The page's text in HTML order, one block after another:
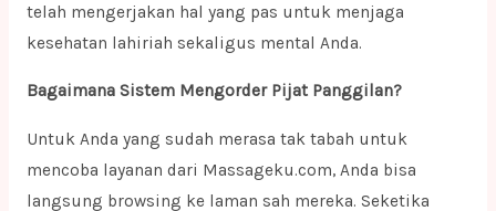
telah mengerjakan hal yang pas untuk menjaga
kesehatan lahiriah sekaligus mental Anda.
Bagaimana Sistem Mengorder Pijat Panggilan?
Untuk Anda yang sudah merasa tak tabah untuk
mencoba layanan dari Massageku.com, Anda bisa
langsung browsing ke laman sah mereka. Seketika